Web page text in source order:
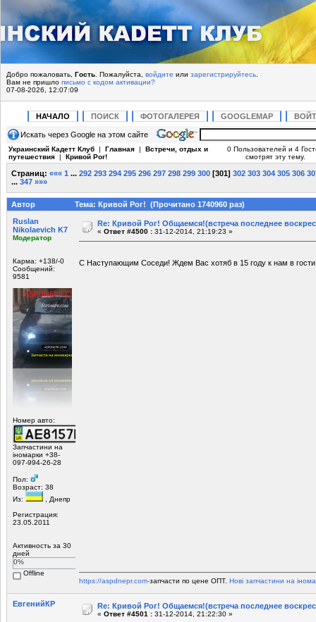
Добро пожаловать, Гость . Пожалуйста, войдите или зарегистрируйтесь
Вам не пришло письмо с кодом активации?
07-08-2026, 12:07:09
НАЧАЛО ПОИСК ФОТОГАЛЕРЕЯ GOOGLEMAP
Искать через Google на этом сайте
Украинский Кадетт Клуб | Главная | Встречи, отдых и
путешествия | Кривой Рог!
0 Пользователей и 4
смотрят эту тему.
Страниц: ««« 1 ... 292 293 294 295 296 297 298 299 300 [301] 302 303 304 305 306
... 347 »»»
Автор
Тема: Кривой Рог! (Прочитано 1740960 раз)
Ruslan
Nikolaevich K7
Модератор
Карма: +138/-0
Сообщений:
9581
Номер авто:
Запчастини на
іномарки +38-
097-994-26-28
Пол:
Возраст: 38
Из:
, Днепр
Регистрация:
23.05.2011
Активность за 30
дней
0%
Offline
Re: Кривой Рог! Общаемся!(встреча последнее
« Ответ #4500 : 31-12-2014, 21:19:23 »
С Наступающим Соседи! Ждем Вас хотяб в 15 году к нам в
https://aspdnepr.com-запчасти по цене ОПТ. Нові запчастини на
ЕвгенийКР Re: Кривой Рог! Общаемся!(встреча последнее
« Ответ #4501 : 31-12-2014, 21:22:30 »